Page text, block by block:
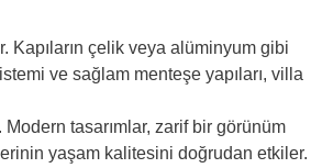
Kapıların çelik veya alüminyum gibi
ve sağlam menteşe yapıları, villa
Modern tasarımlar, zarif bir görünüm
yaşam kalitesini doğrudan etkiler.